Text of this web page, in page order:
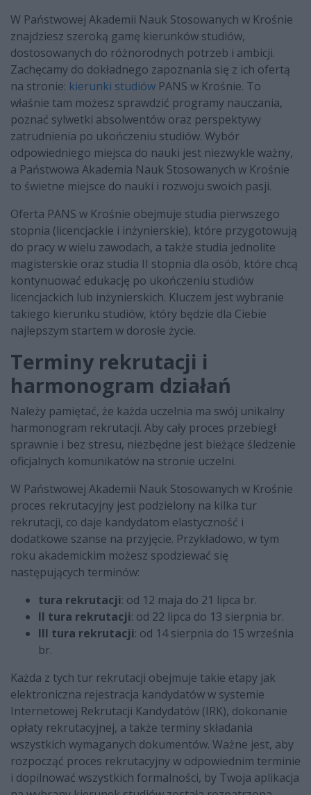
W Państwowej Akademii Nauk Stosowanych w Krośnie
znajdziesz szeroką gamę kierunków studiów,
dostosowanych do różnorodnych potrzeb i ambicji.
Zachęcamy do dokładnego zapoznania się z ich ofertą
na stronie: kierunki studiów PANS w Krośnie. To
właśnie tam możesz sprawdzić programy nauczania,
poznać sylwetki absolwentów oraz perspektywy
zatrudnienia po ukończeniu studiów. Wybór
odpowiedniego miejsca do nauki jest niezwykle ważny,
a Państwowa Akademia Nauk Stosowanych w Krośnie
to świetne miejsce do nauki i rozwoju swoich pasji.
Oferta PANS w Krośnie obejmuje studia pierwszego
stopnia (licencjackie i inżynierskie), które przygotowują
do pracy w wielu zawodach, a także studia jednolite
magisterskie oraz studia II stopnia dla osób, które chcą
kontynuować edukację po ukończeniu studiów
licencjackich lub inżynierskich. Kluczem jest wybranie
takiego kierunku studiów, który będzie dla Ciebie
najlepszym startem w dorosłe życie.
Terminy rekrutacji i
harmonogram działań
Należy pamiętać, że każda uczelnia ma swój unikalny
harmonogram rekrutacji. Aby cały proces przebiegł
sprawnie i bez stresu, niezbędne jest bieżące śledzenie
oficjalnych komunikatów na stronie uczelni.
W Państwowej Akademii Nauk Stosowanych w Krośnie
proces rekrutacyjny jest podzielony na kilka tur
rekrutacji, co daje kandydatom elastyczność i
dodatkowe szanse na przyjęcie. Przykładowo, w tym
roku akademickim możesz spodziewać się
następujących terminów:
tura rekrutacji: od 12 maja do 21 lipca br.
II tura rekrutacji: od 22 lipca do 13 sierpnia br.
III tura rekrutacji: od 14 sierpnia do 15 września
br.
Każda z tych tur rekrutacji obejmuje takie etapy jak
elektroniczna rejestracja kandydatów w systemie
Internetowej Rekrutacji Kandydatów (IRK), dokonanie
opłaty rekrutacyjnej, a także terminy składania
wszystkich wymaganych dokumentów. Ważne jest, aby
rozpocząć proces rekrutacyjny w odpowiednim terminie
i dopilnować wszystkich formalności, by Twoja aplikacja